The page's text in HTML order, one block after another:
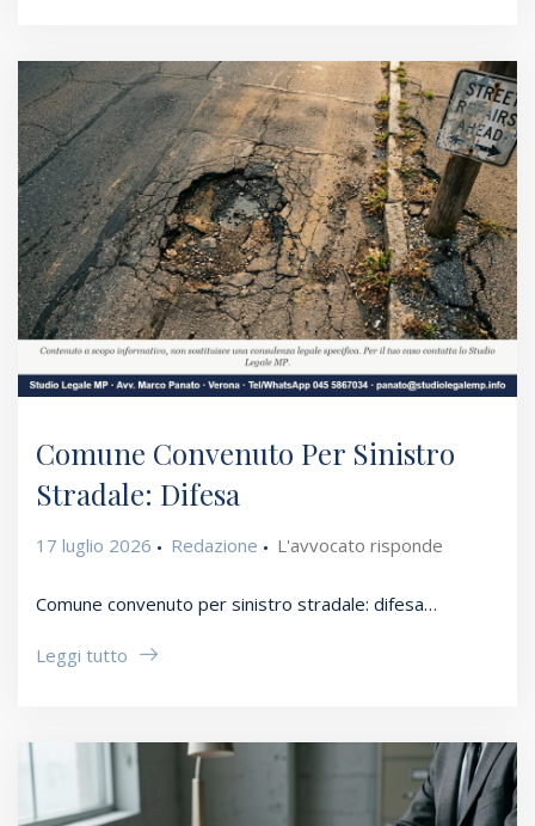
Comune Convenuto Per Sinistro
Stradale: Difesa
17 luglio 2026 Redazione L'avvocato risponde
Comune convenuto per sinistro stradale: difesa…
Leggi tutto